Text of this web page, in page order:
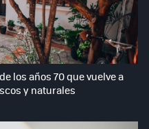
los años 70 que vuelve a
y naturales